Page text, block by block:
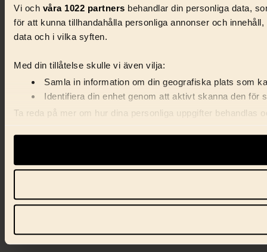
Vi och våra 1022 partners behandlar din personliga data,
för att kunna tillhandahålla personliga annonser och
data och i vilka syften.
Med din tillåtelse skulle vi även vilja:
Samla in information om din geografiska plats som
Identifiera din enhet genom att aktivt skanna den för
Ta reda på mer om hur dina personliga uppgifter behandlas